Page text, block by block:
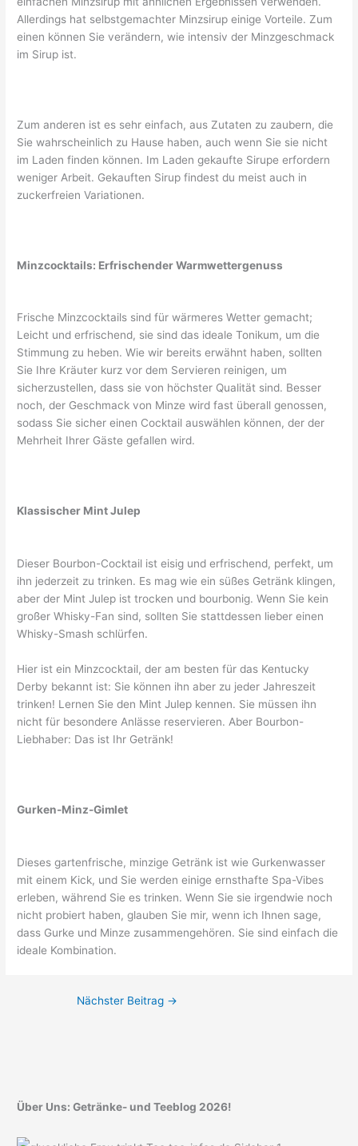
Allerdings hat selbstgemachter Minzsirup einige Vorteile. Zum
einen können Sie verändern, wie intensiv der Minzgeschmack
im Sirup ist.
Zum anderen ist es sehr einfach, aus Zutaten zu zaubern, die
Sie wahrscheinlich zu Hause haben, auch wenn Sie sie nicht
im Laden finden können. Im Laden gekaufte Sirupe erfordern
weniger Arbeit. Gekauften Sirup findest du meist auch in
zuckerfreien Variationen.
Minzcocktails: Erfrischender Warmwettergenuss
Frische Minzcocktails sind für wärmeres Wetter gemacht;
Leicht und erfrischend, sie sind das ideale Tonikum, um die
Stimmung zu heben. Wie wir bereits erwähnt haben, sollten
Sie Ihre Kräuter kurz vor dem Servieren reinigen, um
sicherzustellen, dass sie von höchster Qualität sind. Besser
noch, der Geschmack von Minze wird fast überall genossen,
sodass Sie sicher einen Cocktail auswählen können, der der
Mehrheit Ihrer Gäste gefallen wird.
Klassischer Mint Julep
Dieser Bourbon-Cocktail ist eisig und erfrischend, perfekt, um
ihn jederzeit zu trinken. Es mag wie ein süßes Getränk klingen,
aber der Mint Julep ist trocken und bourbonig. Wenn Sie kein
großer Whisky-Fan sind, sollten Sie stattdessen lieber einen
Whisky-Smash schlürfen.
Hier ist ein Minzcocktail, der am besten für das Kentucky
Derby bekannt ist: Sie können ihn aber zu jeder Jahreszeit
trinken! Lernen Sie den Mint Julep kennen. Sie müssen ihn
nicht für besondere Anlässe reservieren. Aber Bourbon-
Liebhaber: Das ist Ihr Getränk!
Gurken-Minz-Gimlet
Dieses gartenfrische, minzige Getränk ist wie Gurkenwasser
mit einem Kick, und Sie werden einige ernsthafte Spa-Vibes
erleben, während Sie es trinken. Wenn Sie sie irgendwie noch
nicht probiert haben, glauben Sie mir, wenn ich Ihnen sage,
dass Gurke und Minze zusammengehören. Sie sind einfach die
ideale Kombination.
Nächster Beitrag →
Über Uns: Getränke- und Teeblog 2026!